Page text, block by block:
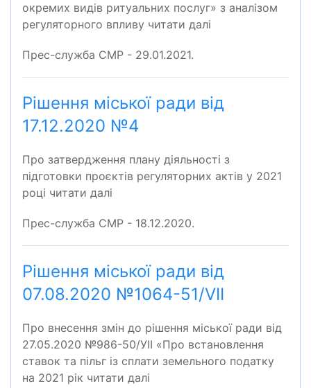
окремих видів ритуальних послуг» з аналізом
регуляторного впливу читати далі
Прес-служба СМР - 29.01.2021.
Рішення міської ради від
17.12.2020 №4
Про затвердження плану діяльності з
підготовки проєктів регуляторних актів у 2021
році читати далі
Прес-служба СМР - 18.12.2020.
Рішення міської ради від
07.08.2020 №1064-51/VІІ
Про внесення змін до рішення міської ради від
27.05.2020 №986-50/УІІ «Про встановлення
ставок та пільг із сплати земельного податку
на 2021 рік читати далі